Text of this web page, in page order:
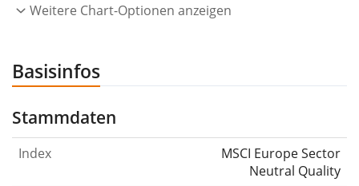
Weitere Chart-Optionen anzeigen
Basisinfos
Stammdaten
Index
MSCI Europe Sector
Neutral Quality